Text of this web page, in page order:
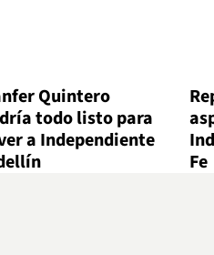
Quintero
todo listo para
a Independiente
Fe